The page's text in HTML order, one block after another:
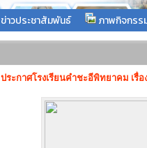
ข่าวประชาสัมพันธ์ ภาพกิจกรร
ประกาศโรงเรียนคำชะอีพิทยาคม เรื่